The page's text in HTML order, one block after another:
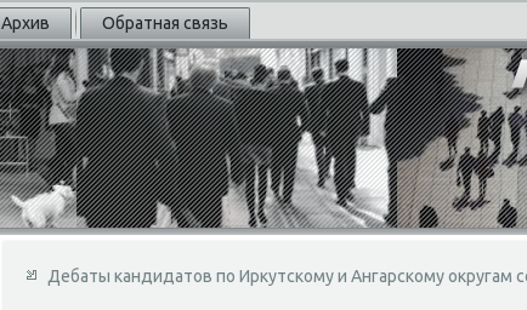
Архив Обратная связь
Дебаты кандидатов по Иркутскому и Ангарскому округам